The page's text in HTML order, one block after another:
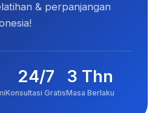
& perpanjangan
24/7
Konsultasi Gratis
3 Thn
Masa Berlaku